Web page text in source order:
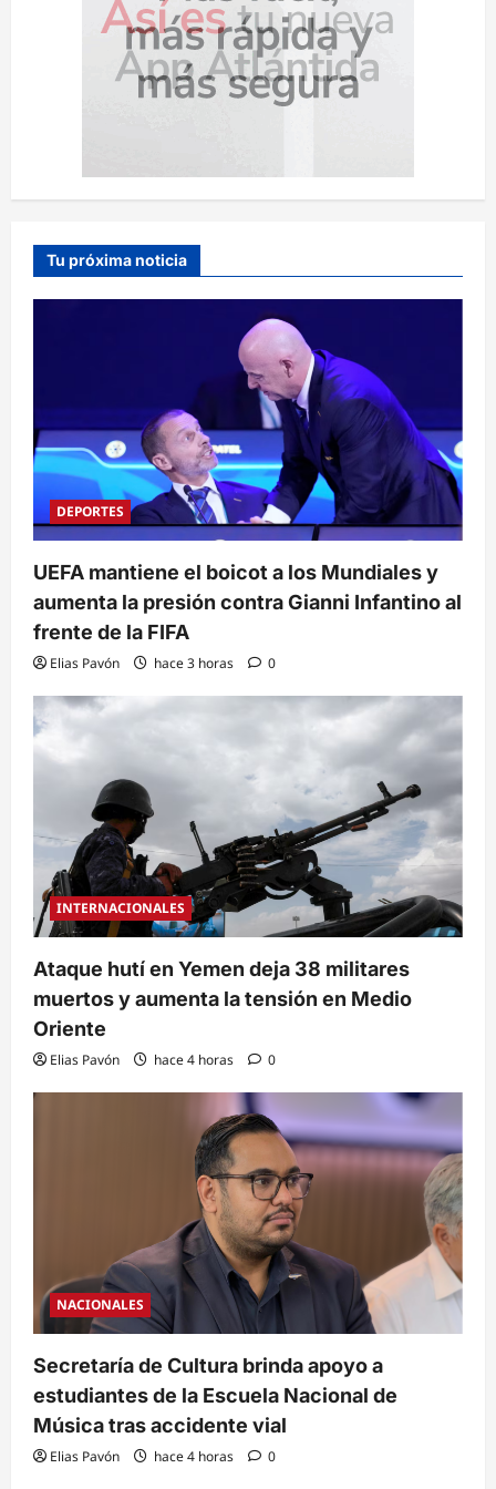
Tu próxima noticia
DEPORTES
UEFA mantiene el boicot a los Mundiales y
aumenta la presión contra Gianni Infantino al
frente de la FIFA
Elias Pavón hace 3 horas 0
INTERNACIONALES
Ataque hutí en Yemen deja 38 militares
muertos y aumenta la tensión en Medio
Oriente
Elias Pavón hace 4 horas 0
NACIONALES
Secretaría de Cultura brinda apoyo a
estudiantes de la Escuela Nacional de
Música tras accidente vial
Elias Pavón hace 4 horas 0